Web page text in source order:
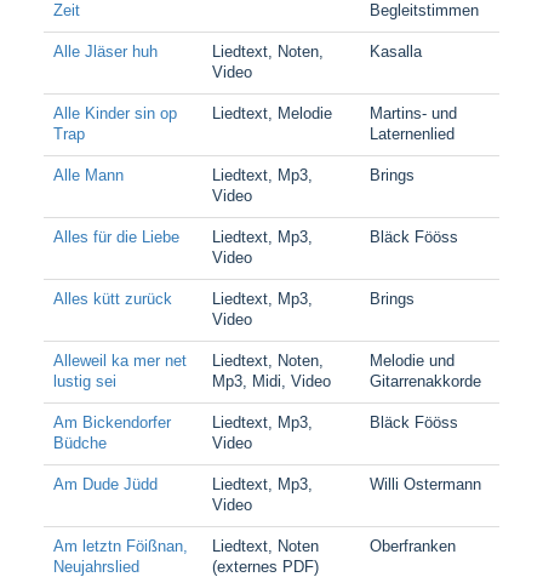
Zeit
Begleitstimmen
Alle Jläser huh
Liedtext, Noten,
Video
Kasalla
Alle Kinder sin op
Trap
Liedtext, Melodie
Martins- und
Laternenlied
Alle Mann
Liedtext, Mp3,
Video
Brings
Alles für die Liebe
Liedtext, Mp3,
Video
Bläck Fööss
Alles kütt zurück
Liedtext, Mp3,
Video
Brings
Alleweil ka mer net
lustig sei
Liedtext, Noten,
Mp3, Midi, Video
Melodie und
Gitarrenakkorde
Am Bickendorfer
Büdche
Liedtext, Mp3,
Video
Bläck Fööss
Am Dude Jüdd
Liedtext, Mp3,
Video
Willi Ostermann
Am letztn Föißnan,
Neujahrslied
Liedtext, Noten
(externes PDF)
Oberfranken